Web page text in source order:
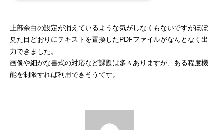
上部余白の設定が消えているような気がしなくもないですがほぼ
見た目どおりにテキストを置換したPDFファイルがなんとなく出
力できました。
画像や細かな書式の対応など課題は多々ありますが、ある程度機
能を制限すれば利用できそうです。